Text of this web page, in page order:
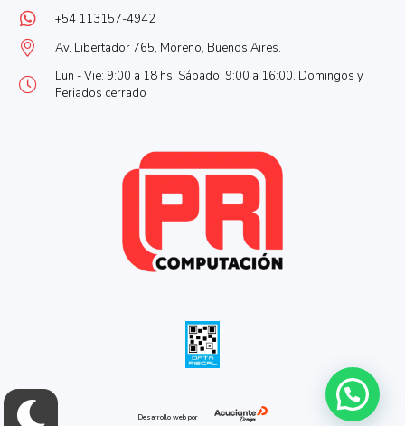
+54 113157-4942
Av. Libertador 765, Moreno, Buenos Aires.
Lun - Vie: 9:00 a 18 hs. Sábado: 9:00 a 16:00. Domingos y
Feriados cerrado
Desarrollo web por